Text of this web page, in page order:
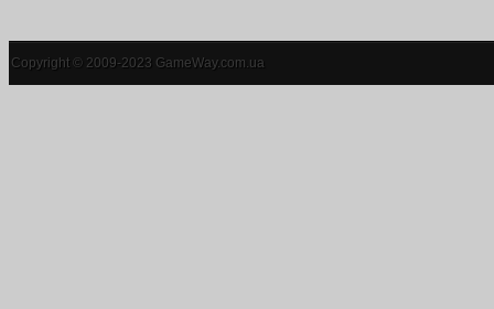
Copyright © 2009-2023 GameWay.com.ua